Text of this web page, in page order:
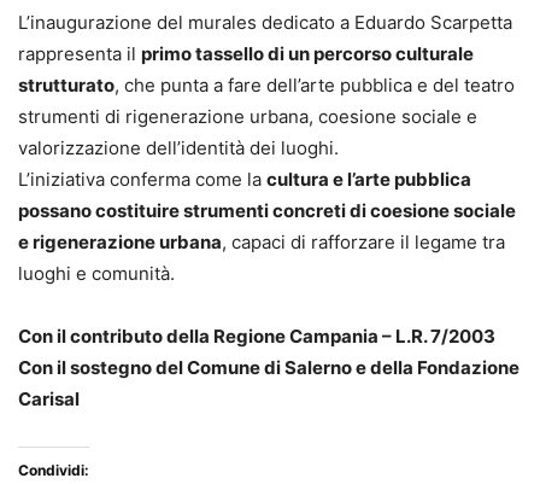
L’inaugurazione del murales dedicato a Eduardo Scarpetta
rappresenta il primo tassello di un percorso culturale
strutturato, che punta a fare dell’arte pubblica e del teatro
strumenti di rigenerazione urbana, coesione sociale e
valorizzazione dell’identità dei luoghi.
L’iniziativa conferma come la cultura e l’arte pubblica
possano costituire strumenti concreti di coesione sociale
e rigenerazione urbana, capaci di rafforzare il legame tra
luoghi e comunità.
Con il contributo della Regione Campania – L.R. 7/2003
Con il sostegno del Comune di Salerno e della Fondazione
Carisal
Condividi: